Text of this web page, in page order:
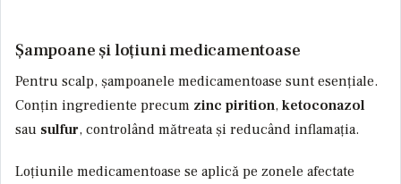
Șampoane și loțiuni medicamentoase
Pentru scalp, șampoanele medicamentoase sunt esențiale.
Conțin ingrediente precum zinc pirition, ketoconazol
sau sulfur, controlând mătreata și reducând inflamația.
Loțiunile medicamentoase se aplică pe zonele afectate